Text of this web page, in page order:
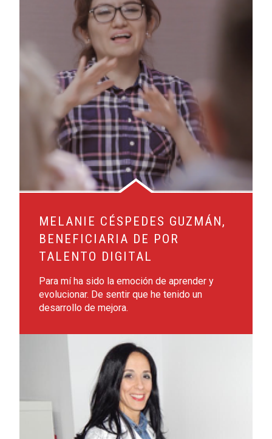
MELANIE CÉSPEDES GUZMÁN,
BENEFICIARIA DE POR
TALENTO DIGITAL
Para mí ha sido la emoción de aprender y
evolucionar. De sentir que he tenido un
desarrollo de mejora.
Leer más sobre María Gutiérrez Fernández, beneficiaria